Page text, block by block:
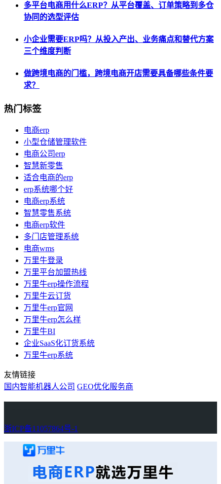
多平台电商用什么ERP？从平台覆盖、订单策略到多仓
协同的选型评估
小企业需要ERP吗？从投入产出、业务痛点和替代方案
三个维度判断
做跨境电商的门槛，跨境电商开店需要具备哪些条件要
求？
热门标签
电商erp
小型仓储管理软件
电商公司erp
智慧新零售
适合电商的erp
erp系统哪个好
电商erp系统
智慧零售系统
电商erp软件
多门店管理系统
电商wms
万里牛登录
万里平台加盟热线
万里牛erp操作流程
万里牛云订货
万里牛erp官网
万里牛erp怎么样
万里牛BI
企业SaaS化订货系统
万里牛erp系统
友情链接
国内智能机器人公司 GEO优化服务商
浙ICP备11057864号-1